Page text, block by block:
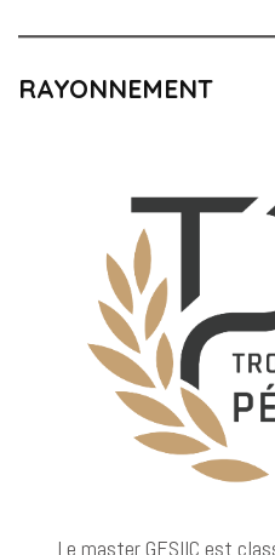
RAYONNEMENT
Le master GESIIC est